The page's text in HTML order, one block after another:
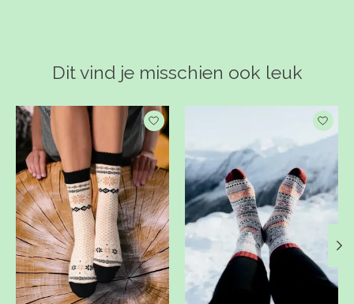
Dit vind je misschien ook leuk
Items van productcarrousel